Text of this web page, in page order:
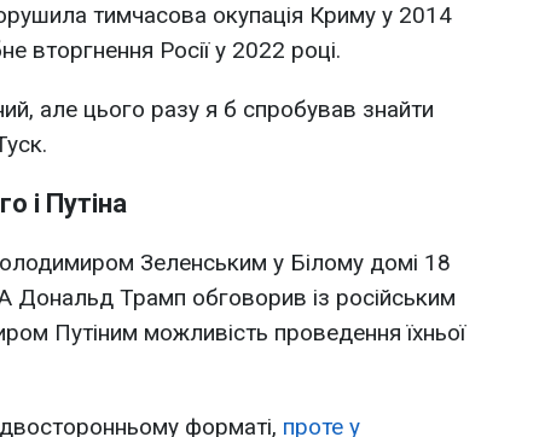
тимчасова окупація Криму у 2014
вторгнення Росії у 2022 році.
але цього разу я б спробував знайти
і Путіна
Зеленським у Білому домі 18
Дональд Трамп обговорив із російським
Путіним можливість проведення їхньої
форматі, проте у